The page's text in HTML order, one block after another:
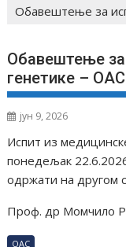
Обавештење за
Обавештење
генетике – ОАС
јун 9, 2026
Испит из
понедељак
одржати на другом
Проф. др Момчило
ОАС